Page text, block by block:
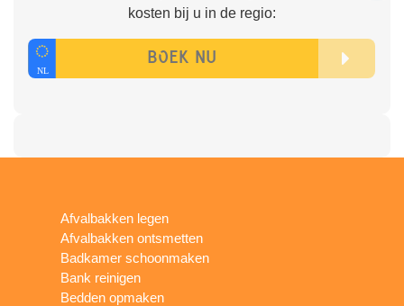
kosten bij u in de regio:
Afvalbakken legen
Afvalbakken ontsmetten
Badkamer schoonmaken
Bank reinigen
Bedden opmaken